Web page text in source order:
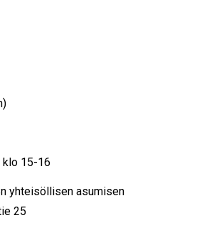
klo 15-16
yhteisöllisen asumisen
25